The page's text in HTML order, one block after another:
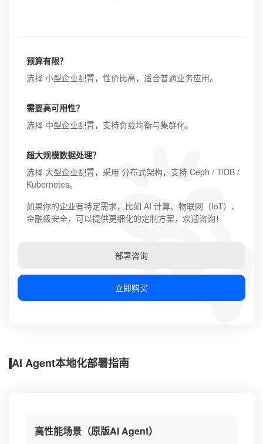
预算有限？
选择 小型企业配置，性价比高，适合普通业务应用。
需要高可用性？
选择 中型企业配置，支持负载均衡与集群化。
超大规模数据处理？
选择 大型企业配置，采用 分布式架构，支持 Ceph / TiDB /
Kubernetes。
如果你的企业有特定需求，比如 AI 计算、物联网（IoT）、
金融级安全，可以提供更细化的定制方案，欢迎咨询！
部署咨询
立即购买
AI Agent本地化部署指南
高性能场景（原版AI Agent）